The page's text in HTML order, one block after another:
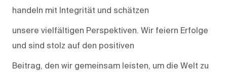
handeln mit Integrität und schätzen
unsere vielfältigen Perspektiven. Wir feiern Erfolge
und sind stolz auf den positiven
Beitrag, den wir gemeinsam leisten, um die Welt zu